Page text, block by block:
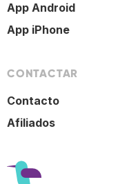
App Android
App iPhone
CONTACTAR
Contacto
Afiliados